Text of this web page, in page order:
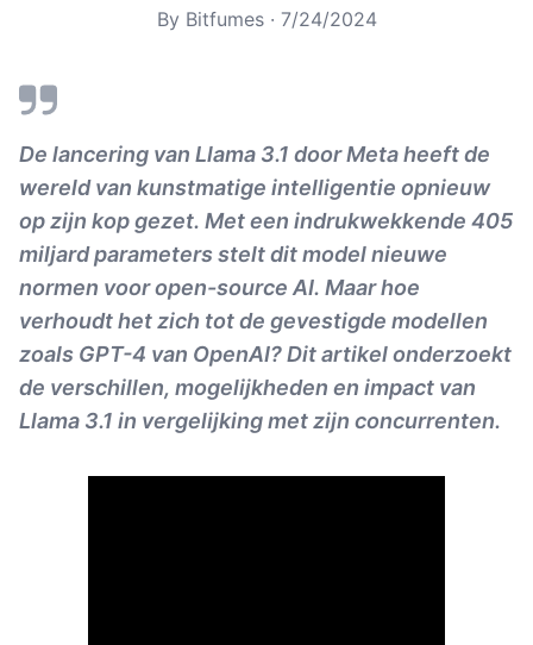
By Bitfumes· 7/24/2024
De lancering van Llama 3.1 door Meta heeft de
wereld van kunstmatige intelligentie opnieuw
op zijn kop gezet. Met een indrukwekkende 405
miljard parameters stelt dit model nieuwe
normen voor open-source AI. Maar hoe
verhoudt het zich tot de gevestigde modellen
zoals GPT-4 van OpenAI? Dit artikel onderzoekt
de verschillen, mogelijkheden en impact van
Llama 3.1 in vergelijking met zijn concurrenten.